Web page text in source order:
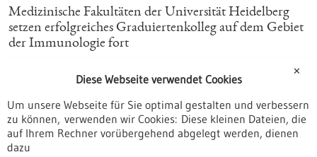
Medizinische Fakultäten der Universität Heidelberg
setzen erfolgreiches Graduiertenkolleg auf dem Gebiet
der Immunologie fort
Die Symphonie der Organellen
09.08.2023
✕
Diese Webseite verwendet Cookies
Um unsere Webseite für Sie optimal gestalten und verbessern
zu können, verwenden wir Cookies: Diese kleinen Dateien, die
auf Ihrem Rechner vorübergehend abgelegt werden, dienen
dazu